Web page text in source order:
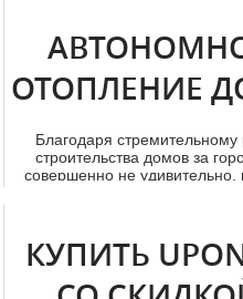
Системы «Renovis»
собой нестандартный
ох...
ОТОПЛЕНИЕ
Благодаря стремительному
строительства дoмов за
совершенно не удивительно,
КУПИТЬ